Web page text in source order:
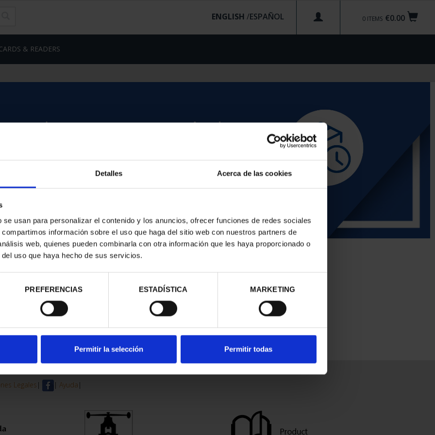
Detalles Acerca de las cookies
usan para personalizar el contenido y los anuncios, ofrecer funciones de redes sociales
información sobre el uso que haga del sitio web con nuestros partners de
web, quienes pueden combinarla con otra información que les haya proporcionado o
uso que haya hecho de sus servicios.
PREFERENCIAS ESTADÍSTICA MARKETING
Permitir la selección Permitir todas
€0.00
0 ITEMS
ENGLISH /
& READERS
Legales | | Ayuda |